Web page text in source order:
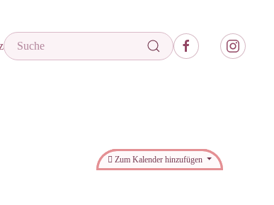
Zum Kalender hinzufügen